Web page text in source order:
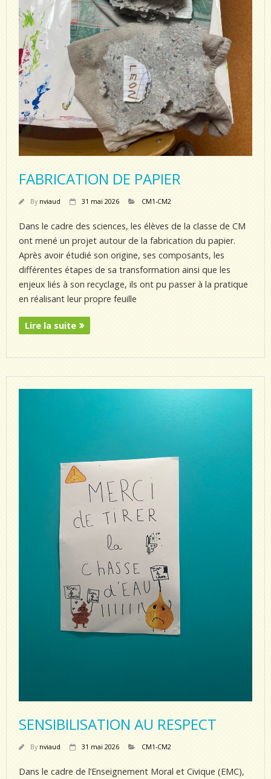
FABRICATION DE PAPIER
By nviaud 31 mai 2026 CM1-CM2
Dans le cadre des sciences, les élèves de la classe de CM
ont mené un projet autour de la fabrication du papier.
Après avoir étudié son origine, ses composants, les
différentes étapes de sa transformation ainsi que les
enjeux liés à son recyclage, ils ont pu passer à la pratique
en réalisant leur propre feuille
Lire la suite
SENSIBILISATION AU RESPECT
By nviaud 31 mai 2026 CM1-CM2
Dans le cadre de l’Enseignement Moral et Civique (EMC),